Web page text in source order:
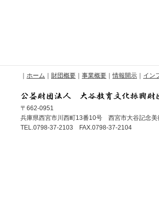
ホーム 財団概要 事業概要 ｜情報開示 イン
〒662-0951
兵庫県西宮市川西町13番10号 西宮市大谷記念美
TEL.0798-37-2103 FAX.0798-37-2104